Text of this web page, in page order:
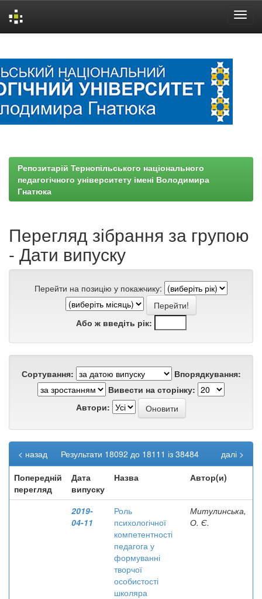
Репозитарій Тернопільського національного
педагогічного університету імені Володимира
Гнатюка
Перегляд зібрання за групою
- Дати випуску
Перейти на позицію у покажчику:
Або ж введіть рік:
Сортування:
Впорядкування:
Вивести на сторінку:
Автори:
Результати 18092 до 18111 із 38484
< назад
далі >
Попередній
перегляд
Дата
випуску
Назва Автор(и)
2019-
04-11
Роль
психологічної
компетентності
педагога у
формуванні
творчої
особистості
школяра
Митулинська,
О. Є.